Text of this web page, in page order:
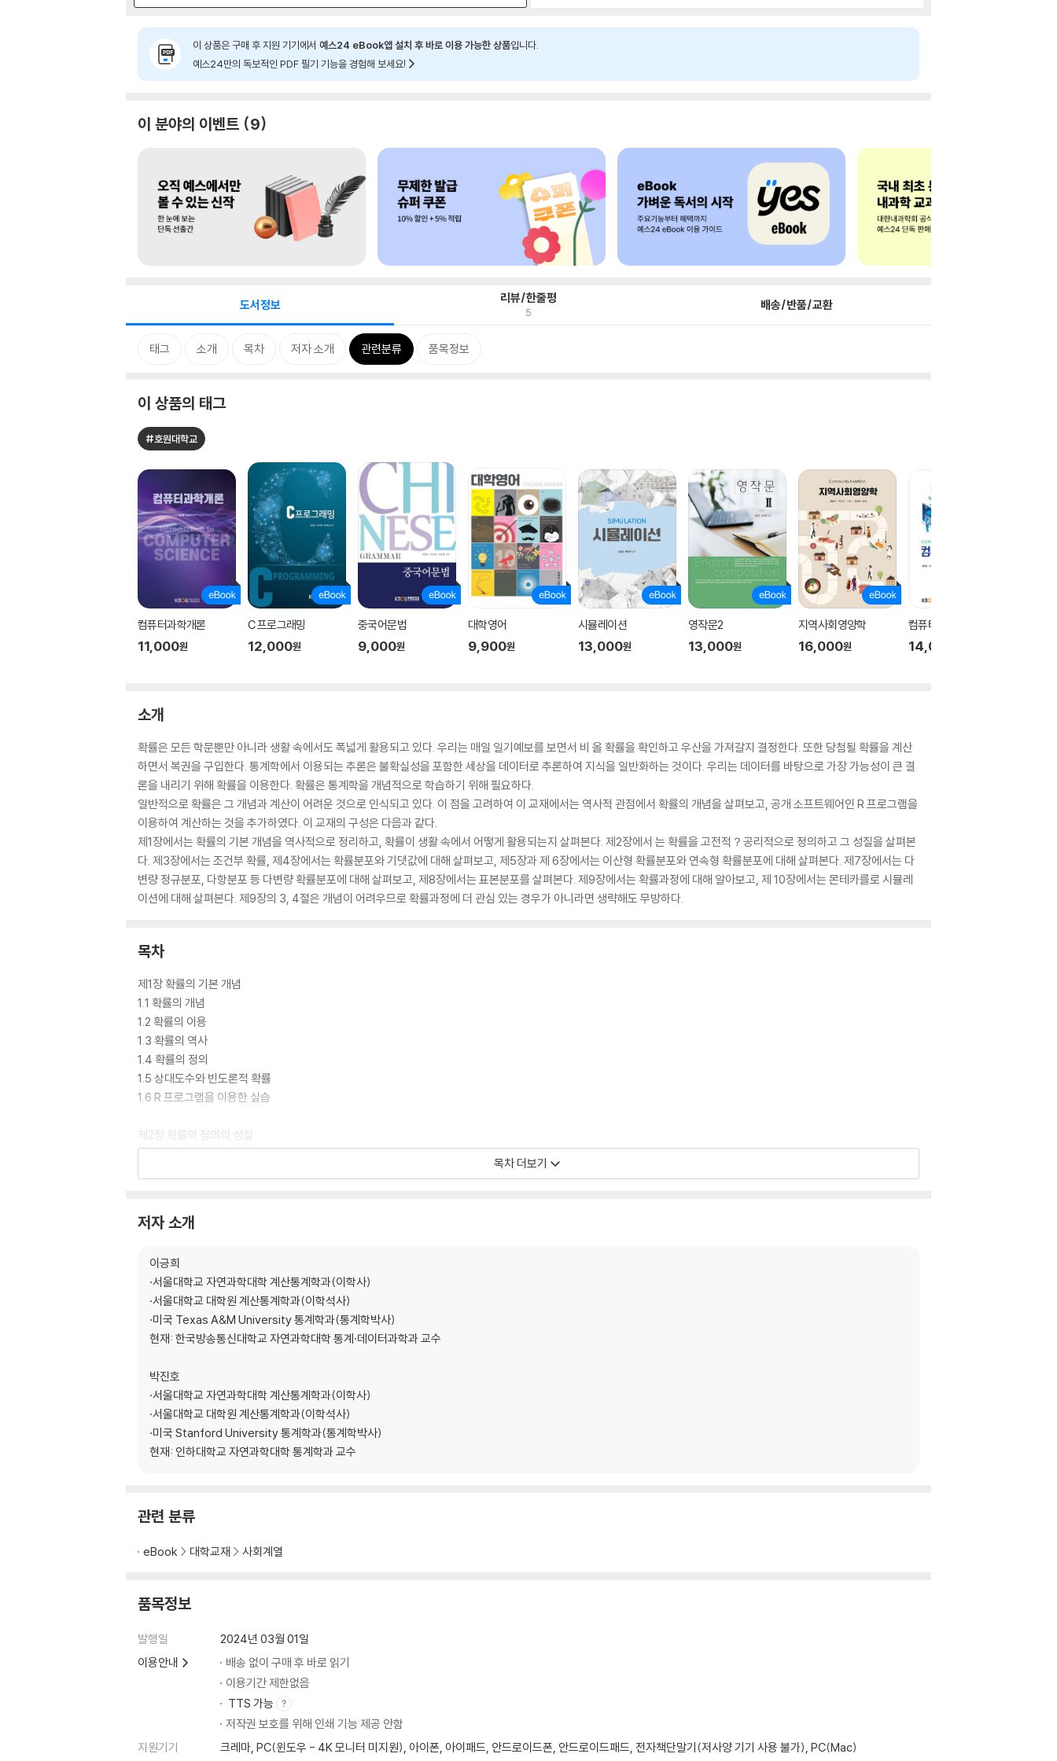
이 상품은 구매 후 지원 기기에서 예스24 eBook앱 설치 후 바로 이용 가능한 상품입니다.
예스24만의 독보적인 PDF 필기 기능을 경험해 보세요!
이 분야의 이벤트 9
도서정보 리뷰/한줄평
5 배송/반품/교환
태그 소개 목차 저자 소개 관련분류 품목정보
이 상품의 태그
#호원대학교
컴퓨터과학개론
11,000원
C 프로그래밍
12,000원
중국어문법
9,000원
대학영어
9,900원
시뮬레이션
13,000원
영작문2
13,000원
지역사회영양학
16,000원
컴퓨터구조
14,000
소개
확률은 모든 학문뿐만 아니라 생활 속에서도 폭넓게 활용되고 있다. 우리는 매일 일기예보를 보면서 비 올 확률을 확인하고 우산을 가져갈지 결정한다. 또한 당첨될 확률을 계산
하면서 복권을 구입한다. 통계학에서 이용되는 추론은 불확실성을 포함한 세상을 데이터로 추론하여 지식을 일반화하는 것이다. 우리는 데이터를 바탕으로 가장 가능성이 큰 결
론을 내리기 위해 확률을 이용한다. 확률은 통계학을 개념적으로 학습하기 위해 필요하다.
일반적으로 확률은 그 개념과 계산이 어려운 것으로 인식되고 있다. 이 점을 고려하여 이 교재에서는 역사적 관점에서 확률의 개념을 살펴보고, 공개 소프트웨어인 R 프로그램을
이용하여 계산하는 것을 추가하였다. 이 교재의 구성은 다음과 같다.
제1장에서는 확률의 기본 개념을 역사적으로 정리하고, 확률이 생활 속에서 어떻게 활용되는지 살펴본다. 제2장에서 는 확률을 고전적？공리적으로 정의하고 그 성질을 살펴본
다. 제3장에서는 조건부 확률, 제4장에서는 확률분포와 기댓값에 대해 살펴보고, 제5장과 제 6장에서는 이산형 확률분포와 연속형 확률분포에 대해 살펴본다. 제7장에서는 다
변량 정규분포, 다항분포 등 다변량 확률분포에 대해 살펴보고, 제8장에서는 표본분포를 살펴본다. 제9장에서는 확률과정에 대해 알아보고, 제 10장에서는 몬테카를로 시뮬레
이션에 대해 살펴본다. 제9장의 3, 4절은 개념이 어려우므로 확률과정에 더 관심 있는 경우가 아니라면 생략해도 무방하다.
목차
제1장 확률의 기본 개념
1.1 확률의 개념
1.2 확률의 이용
1.3 확률의 역사
1.4 확률의 정의
1.5 상대도수와 빈도론적 확률
1.6 R 프로그램을 이용한 실습
제2장 확률의 정의와 성질
2.1 표본공간과 사건
2.5 확률의 계산
제3장 조건부 확률
3.1 조건부 확률의 개념
3.2 베이즈 정리
3.3 몬티 홀 게임
3.5 R 프로그램을 이용한 실습
제4장 확률분포와 기댓값
4.1 확률변수
4.2 이산형 확률변수의 확률분포
4.5 확률변수의 분산과 표준편차
5.2 이산형 균등분포
5.4 이항분포
5.5 포아송 분포
5.7 R 프로그램을 이용한 실습
제6장 연속형 확률분포
6.1 연속형 확률변수
목차 더보기
저자 소개
이긍희
·서울대학교 자연과학대학 계산통계학과(이학사)
·서울대학교 대학원 계산통계학과(이학석사)
·미국 Texas A&M University 통계학과(통계학박사)
현재: 한국방송통신대학교 자연과학대학 통계·데이터과학과 교수
박진호
·서울대학교 자연과학대학 계산통계학과(이학사)
·서울대학교 대학원 계산통계학과(이학석사)
·미국 Stanford University 통계학과(통계학박사)
현재: 인하대학교 자연과학대학 통계학과 교수
관련 분류
eBook 대학교재 사회계열
품목정보
발행일
2024년 03월 01일
이용안내
배송 없이 구매 후 바로 읽기
이용기간 제한없음
TTS 가능
저작권 보호를 위해 인쇄 기능 제공 안함
지원기기
크레마, PC(윈도우 - 4K 모니터 미지원), 아이폰, 아이패드, 안드로이드폰, 안드로이드패드, 전자책단말기(저사양 기기 사용 불가), PC(Mac)